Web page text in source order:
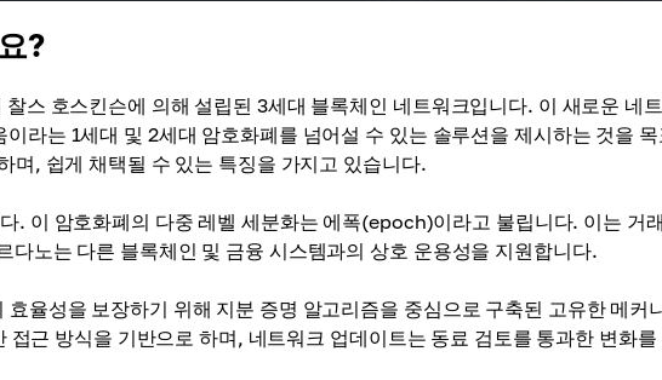
?
스 호스킨슨에 의해 설립된 3세대 블록체인 네트워크입니다. 이 새로운 네
라는 1세대 및 2세대 암호화폐를 넘어설 수 있는 솔루션을 제시하는 것을
며, 쉽게 채택될 수 있는 특징을 가지고 있습니다.
. 이 암호화폐의 다중 레벨 세분화는 에폭(epoch)이라고 불립니다. 이는 거
다노는 다른 블록체인 및 금융 시스템과의 상호 운용성을 지원합니다.
율성을 보장하기 위해 지분 증명 알고리즘을 중심으로 구축된 고유한 메커
근 방식을 기반으로 하며, 네트워크 업데이트는 동료 검토를 통과한 변화를